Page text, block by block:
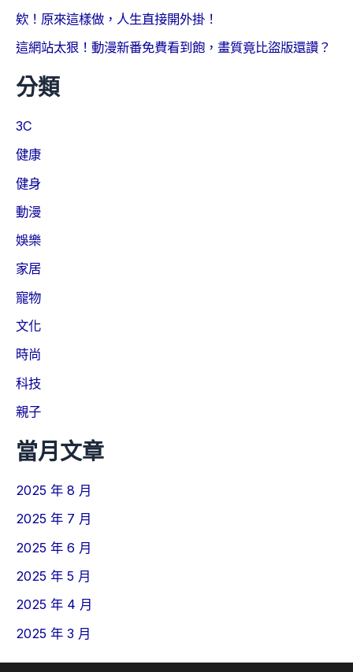
欸！原來這樣做，人生直接開外掛！
這網站太狠！動漫新番免費看到飽，畫質竟比盜版還讚？
分類
3C
健康
健身
動漫
娛樂
家居
寵物
文化
時尚
科技
親子
當月文章
2025 年 8 月
2025 年 7 月
2025 年 6 月
2025 年 5 月
2025 年 4 月
2025 年 3 月